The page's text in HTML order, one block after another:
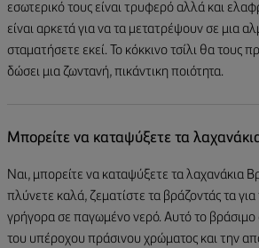
εσωτερικό τους είναι τρυφερό αλλά και
είναι αρκετά για να τα μετατρέψουν σε μια
σταματήσετε εκεί. Το κόκκινο τσίλι θα τους
δώσει μια ζωντανή, πικάντικη ποιότητα.
Μπορείτε να καταψύξετε τα
Ναι, μπορείτε να καταψύξετε τα λαχανάκια
πλύνετε καλά, ζεματίστε τα βράζοντάς τα
γρήγορα σε παγωμένο νερό. Αυτό το βράσιμο
του υπέροχου πράσινου χρώματος και την